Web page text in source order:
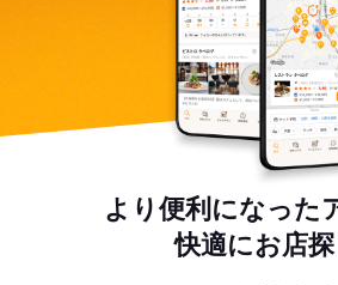
より便利になった
快適にお店探